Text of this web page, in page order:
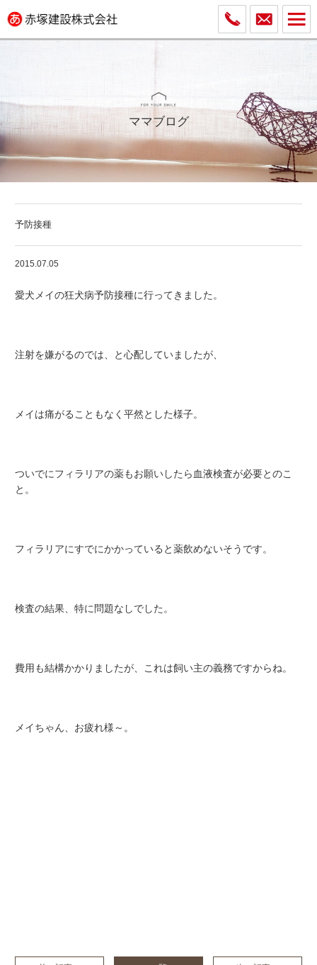
ママブログ
予防接種
2015.07.05
愛犬メイの狂犬病予防接種に行ってきました。
注射を嫌がるのでは、と心配していましたが、
メイは痛がることもなく平然とした様子。
ついでにフィラリアの薬もお願いしたら血液検査が必要とのこ
と。
フィラリアにすでにかかっていると薬飲めないそうです。
検査の結果、特に問題なしでした。
費用も結構かかりましたが、これは飼い主の義務ですからね。
メイちゃん、お疲れ様～。